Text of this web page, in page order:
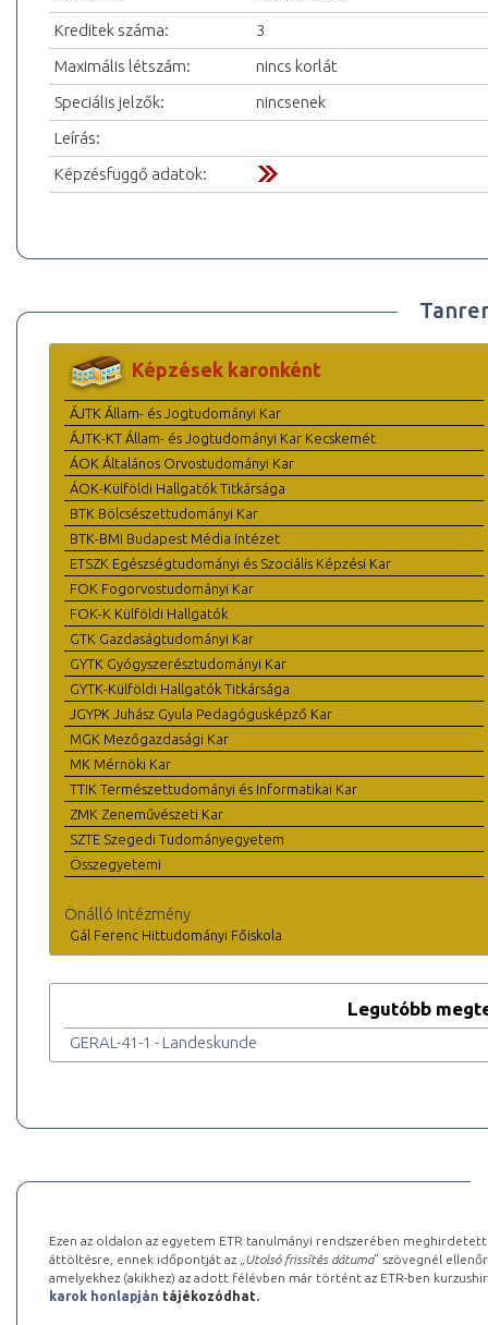
Kreditek száma:
3
Maximális létszám:
nincs korlát
Speciális jelzők:
nincsenek
Leírás:
Képzésfüggő adatok:
Képzések karonként
ÁJTK Állam- és Jogtudományi Kar
ÁJTK-KT Állam- és Jogtudományi Kar Kecskemét
ÁOK Általános Orvostudományi Kar
ÁOK-Külföldi Hallgatók Titkársága
BTK Bölcsészettudományi Kar
BTK-BMI Budapest Média Intézet
ETSZK Egészségtudományi és Szociális Képzési Kar
FOK Fogorvostudományi Kar
FOK-K Külföldi Hallgatók
GTK Gazdaságtudományi Kar
GYTK Gyógyszerésztudományi Kar
GYTK-Külföldi Hallgatók Titkársága
JGYPK Juhász Gyula Pedagógusképző Kar
MGK Mezőgazdasági Kar
MK Mérnöki Kar
TTIK Természettudományi és Informatikai Kar
ZMK Zeneművészeti Kar
SZTE Szegedi Tudományegyetem
Összegyetemi
Önálló intézmény
Gál Ferenc Hittudományi Főiskola
Legutóbb
GERAL-41-1 - Landeskunde
Ezen az oldalon az egyetem ETR tanulmányi rendszerében
áttöltésre, ennek időpontját az „ Utolsó frissítés dátuma” szövegnél
amelyekhez (akikhez) az adott félévben már történt az ETR-ben
karok honlapján tájékozódhat.